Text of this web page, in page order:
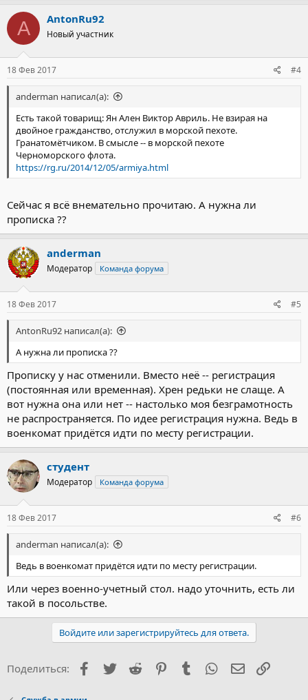
Спасибо всем за помочь
Антон
A AntonRu92
Новый участник
18 Фев 2017 #4
anderman написал(а):
Есть такой товарищ: Ян Ален Виктор Авриль. Не взирая на
двойное гражданство, отслужил в морской пехоте.
Гранатомётчиком. В смысле -- в морской пехоте
Черноморского флота.
https://rg.ru/2014/12/05/armiya.html
Сейчас я всё внемательно прочитаю. А нужна ли
прописка ??
anderman
Модератор Команда форума
18 Фев 2017 #5
AntonRu92 написал(а):
А нужна ли прописка ??
Прописку у нас отменили. Вместо неё -- регистрация
(постоянная или временная). Хрен редьки не слаще. А
вот нужна она или нет -- настолько моя безграмотность
не распространяется. По идее регистрация нужна. Ведь в
военкомат придётся идти по месту регистрации.
студент
Модератор Команда форума
18 Фев 2017 #6
anderman написал(а):
Ведь в военкомат придётся идти по месту регистрации.
Или через военно-учетный стол. надо уточнить, есть ли
такой в посольстве.
Войдите или зарегистрируйтесь для ответа.
Поделиться: Facebook
Twitter Reddit PinterestTumblr WhatsApp